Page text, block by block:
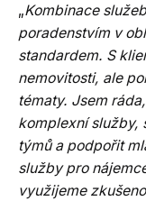
„Kombinace
poradenstvím v
standardem. S
nemovitosti, ale
tématy. Jsem
komplexní služby,
týmů a podpořit
služby pro
využijeme